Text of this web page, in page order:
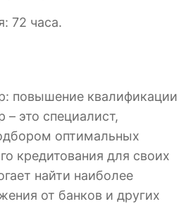
72 часа.
повышение квалификации
это специалист,
оптимальных
кредитования для своих
найти наиболее
от банков и других